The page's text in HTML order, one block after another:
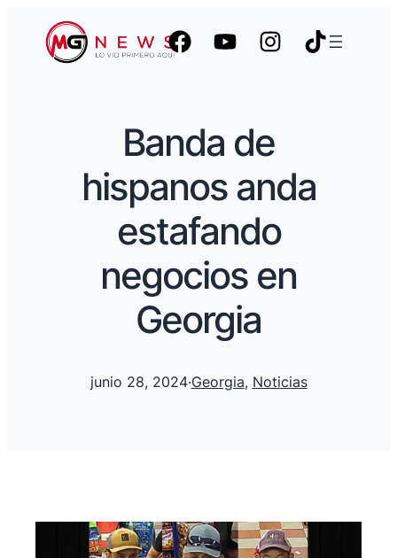
Banda de
hispanos anda
estafando
negocios en
Georgia
junio 28, 2024·Georgia, Noticias